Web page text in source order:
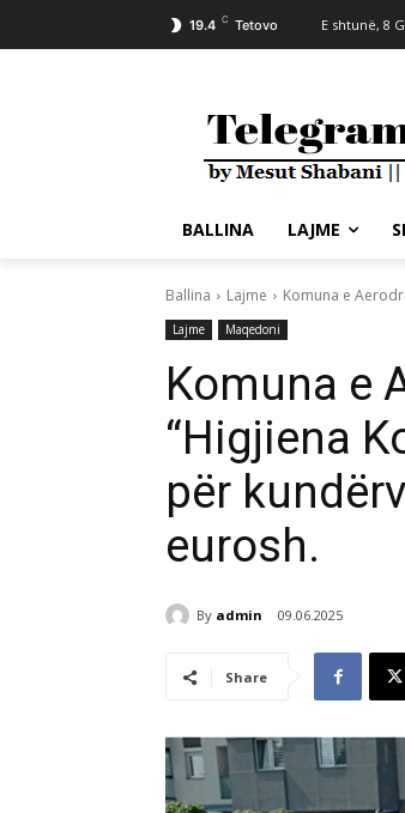
19.4 C Tetovo E shtunë, 8
BALLINA LAJME
Ballina Lajme Komuna e
Lajme Maqedoni
Komuna e
“Higjiena
për
eurosh.
By admin 09.06.2025
Share